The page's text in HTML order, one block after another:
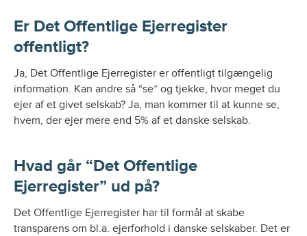
Er Det Offentlige Ejerregister
offentligt?
Ja, Det Offentlige Ejerregister er offentligt tilgængelig
information. Kan andre så “se” og tjekke, hvor meget du
ejer af et givet selskab? Ja, man kommer til at kunne se,
hvem, der ejer mere end 5% af et danske selskab.
Hvad går “Det Offentlige
Ejerregister” ud på?
Det Offentlige Ejerregister har til formål at skabe
transparens om bl.a. ejerforhold i danske selskaber. Det er